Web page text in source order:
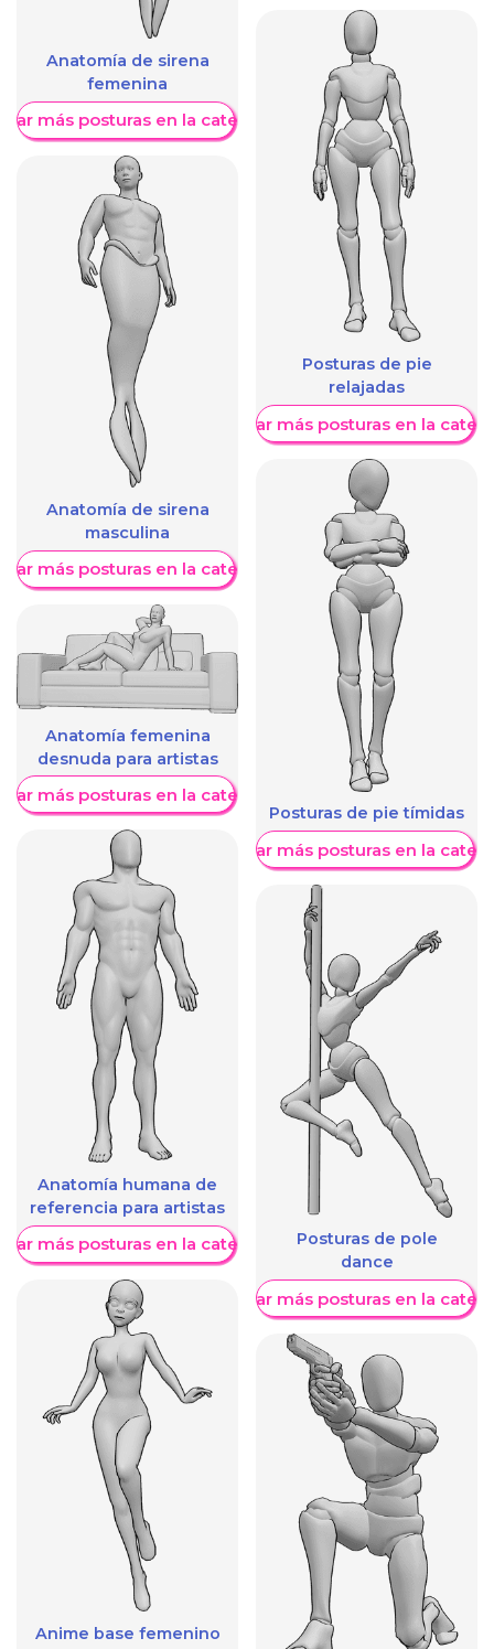
Anatomía de sirena
femenina
más posturas en la categoría
Anatomía de sirena
masculina
más posturas en la categoría
Anatomía femenina
desnuda para artistas
más posturas en la categoría
Anatomía humana de
referencia para artistas
más posturas en la categoría
Anime base femenino
Posturas de pie
relajadas
Mostrar más posturas en la
Posturas de pie tímidas
Mostrar más posturas en la
Posturas de pole
dance
Mostrar más posturas en la